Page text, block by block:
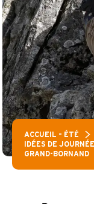
ACCUEIL – ÉTÉ
IDÉES DE
GRAND-BORNAND